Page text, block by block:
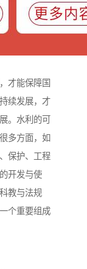
才能保障国
续发展，才
。水利的可
多方面，如
保护、工程
开发与使
教与法规
个重要组成